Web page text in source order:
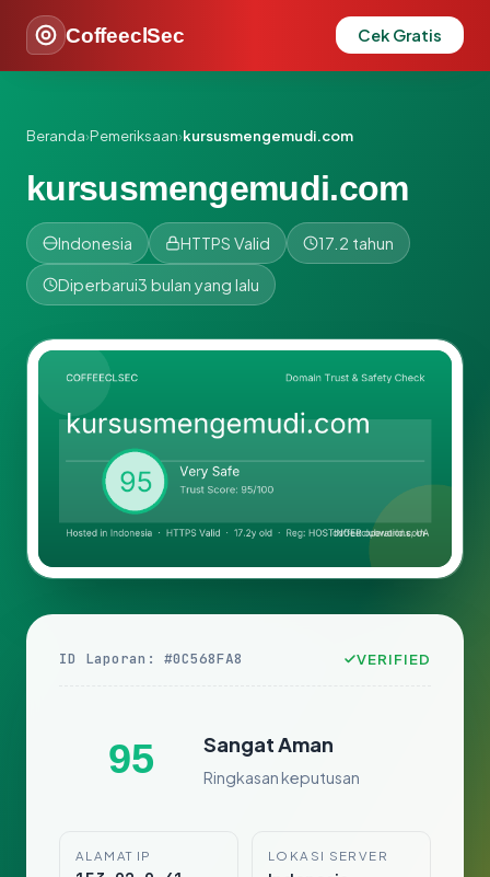
CoffeeclSec Cek Gratis
Beranda›Pemeriksaan›kursusmengemudi.com
kursusmengemudi.com
Indonesia HTTPS Valid 17.2 tahun
Diperbarui3 bulan yang lalu
ID Laporan: #0C568FA8 VERIFIED
95 Sangat Aman
Ringkasan keputusan
ALAMAT IP LOKASI SERVER